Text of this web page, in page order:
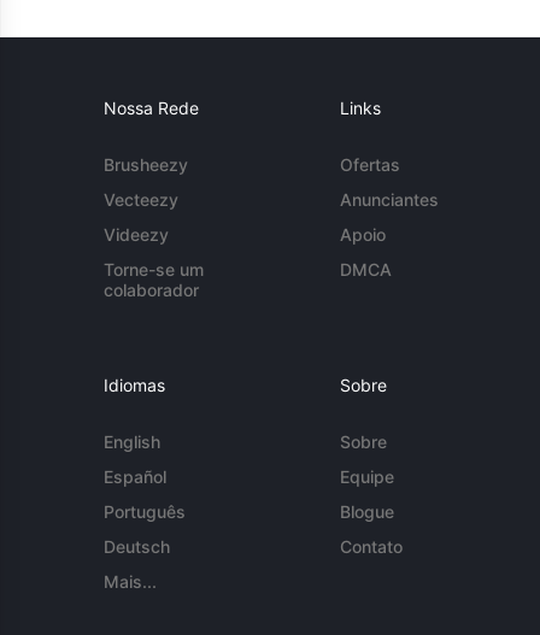
Nossa Rede
Brusheezy
Vecteezy
Videezy
Torne-se um
colaborador
Links
Ofertas
Anunciantes
Apoio
DMCA
Idiomas
English
Español
Português
Deutsch
Mais...
Sobre
Sobre
Equipe
Blogue
Contato